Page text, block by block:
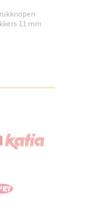
11 mm